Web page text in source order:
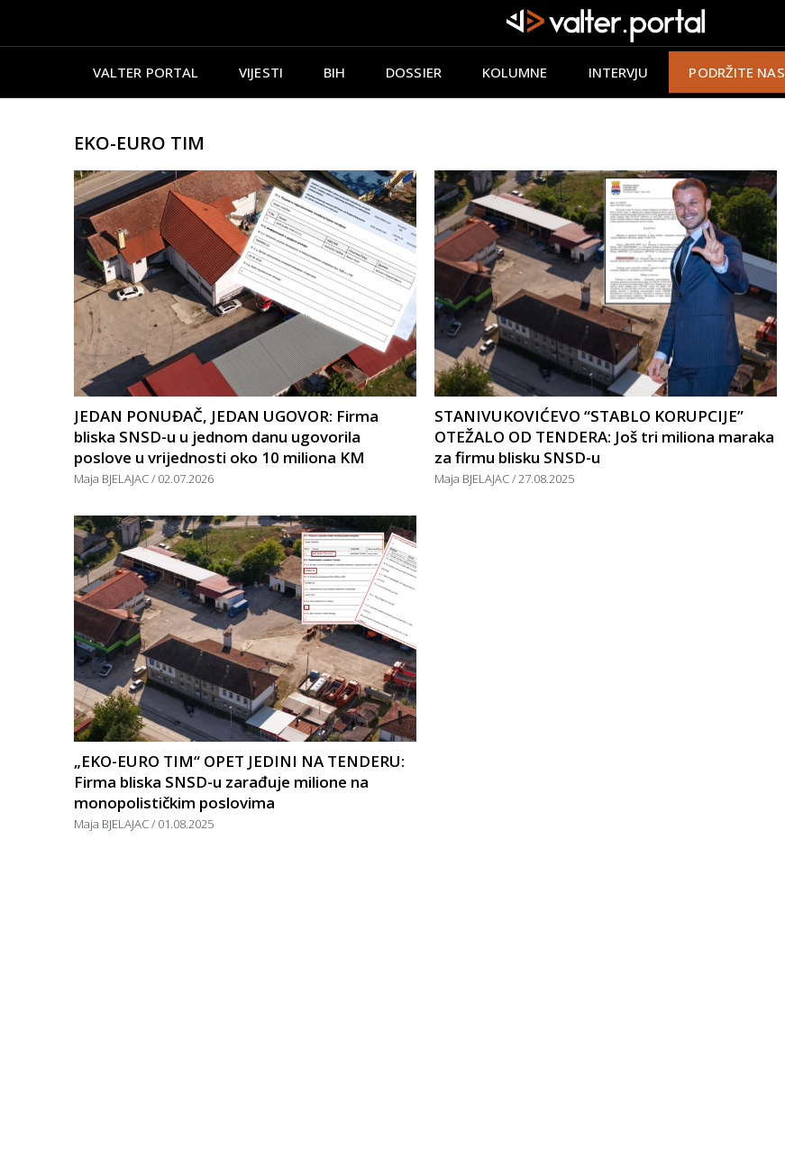
VALTER PORTAL VIJESTI BIH DOSSIER KOLUMNE INTERVJU PODRŽITE NAS
EKO-EURO TIM
JEDAN PONUĐAČ, JEDAN UGOVOR: Firma
bliska SNSD-u u jednom danu ugovorila
poslove u vrijednosti oko 10 miliona KM
Maja BJELAJAC 02.07.2026
STANIVUKOVIĆEVO “STABLO KORUPCIJE”
OTEŽALO OD TENDERA: Još tri miliona maraka
za firmu blisku SNSD-u
Maja BJELAJAC 27.08.2025
„EKO-EURO TIM“ OPET JEDINI NA TENDERU:
Firma bliska SNSD-u zarađuje milione na
monopolističkim poslovima
Maja BJELAJAC 01.08.2025